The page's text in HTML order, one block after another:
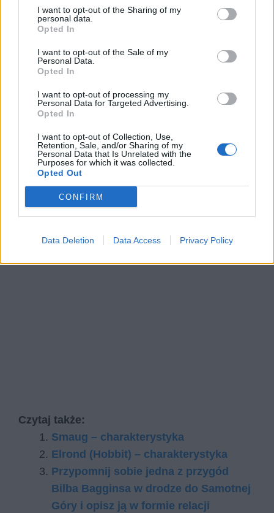
I want to opt-out of the Sharing of my
personal data.
Opted In
I want to opt-out of the Sale of my
Personal Data.
Opted In
I want to opt-out of processing my
Personal Data for Targeted Advertising.
Opted In
I want to opt-out of Collection, Use,
Retention, Sale, and/or Sharing of my
Personal Data that Is Unrelated with the
Purposes for which it was collected.
Opted Out
CONFIRM
Data Deletion Data Access Privacy Policy
one nigdy nie spełnić. To, czego pragniemy,
stanowi bowiem w dużej mierze o tym, kim
jesteśmy. A poza tym należy pamiętać, że
marzenia potrafią się spełniać w sposób,
spodziewali.
Czytaj także:
Smaug – charakterystyka
Elrond (Hobbit) – charakterystyka
Przypomnij sobie jedna z przygód
Bilba Bagginsa w drodze do Samotnej
Góry i opisz ją w formie relacji